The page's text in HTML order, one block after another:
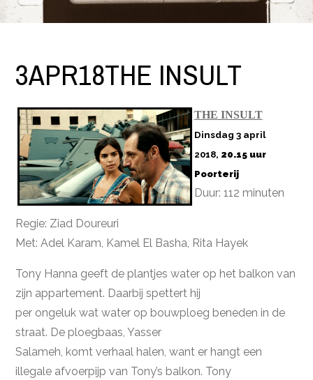
3APR18THE INSULT
THE INSULT
Dinsdag 3 april
2018, 20.15 uur
Poorterij
Duur: 112 minuten
Regie: Ziad Doureuri
Met: Adel Karam, Kamel El Basha, Rita Hayek
Tony Hanna geeft de plantjes water op het balkon van
zijn appartement. Daarbij spettert hij
per ongeluk wat water op bouwploeg beneden in de
straat. De ploegbaas, Yasser
Salameh, komt verhaal halen, want er hangt een
illegale afvoerpijp van Tony’s balkon. Tony